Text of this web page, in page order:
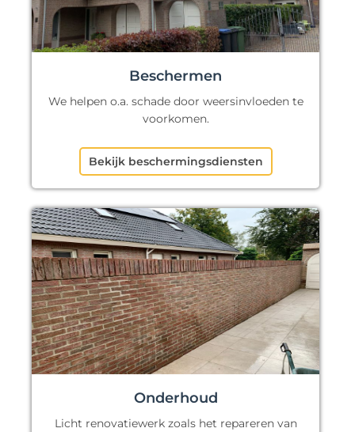
Beschermen
We helpen o.a. schade door weersinvloeden te
voorkomen.
Bekijk beschermingsdiensten
Onderhoud
Licht renovatiewerk zoals het repareren van